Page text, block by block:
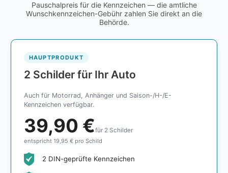
Pauschalpreis für die Kennzeichen — die amtliche
Wunschkennzeichen-Gebühr zahlen Sie direkt an die
Behörde.
HAUPTPRODUKT
2 Schilder für Ihr Auto
Auch für Motorrad, Anhänger und Saison-/H-/E-
Kennzeichen verfügbar.
39,90 €für 2 Schilder
entspricht 19,95 € pro Schild
2 DIN-geprüfte Kennzeichen